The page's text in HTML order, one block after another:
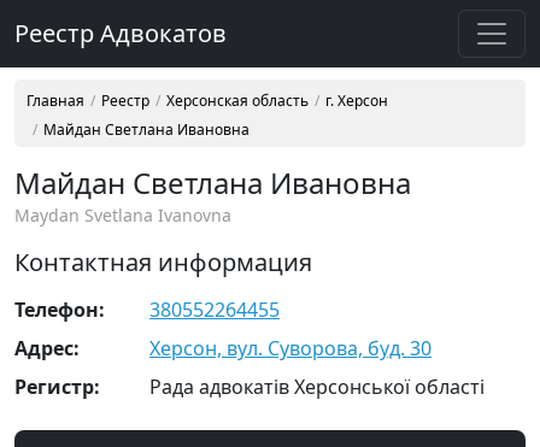
Реестр Адвокатов
Главная Реестр Херсонская область
г. Херсон
Майдан Светлана Ивановна
Майдан Светлана Ивановна
Maydan Svetlana Ivanovna
Контактная информация
Телефон:
380552264455
Адрес:
Херсон, вул. Суворова, буд. 30
Регистр:
Рада адвокатів Херсонської області